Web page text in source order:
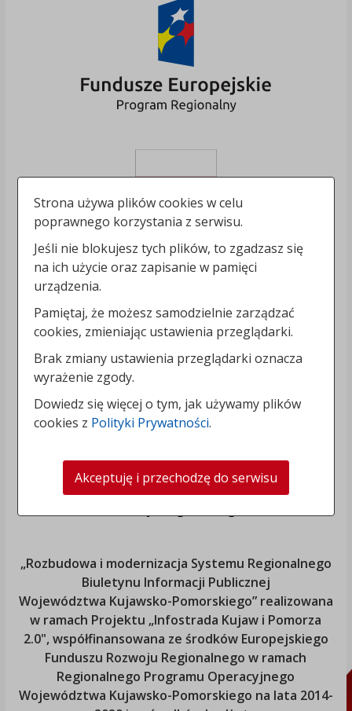
„Rozbudowa i modernizacja Systemu Regionalnego
Biuletynu Informacji Publicznej
Województwa Kujawsko-Pomorskiego” realizowana
w ramach Projektu „Infostrada Kujaw i Pomorza
2.0", współfinansowana ze środków Europejskiego
Funduszu Rozwoju Regionalnego w ramach
Regionalnego Programu Operacyjnego
Województwa Kujawsko-Pomorskiego na lata 2014-
Strona używa plików cookies w celu
poprawnego korzystania z serwisu.
Jeśli nie blokujesz tych plików, to zgadzasz się
na ich użycie oraz zapisanie w pamięci
urządzenia.
Pamiętaj, że możesz samodzielnie zarządzać
cookies, zmieniając ustawienia przeglądarki.
Brak zmiany ustawienia przeglądarki oznacza
wyrażenie zgody.
Dowiedz się więcej o tym, jak używamy plików
cookies z Polityki Prywatności.
Akceptuję i przechodzę do serwisu